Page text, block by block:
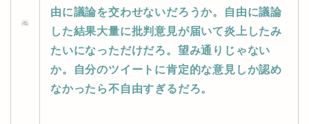
由に議論を交わせないだろうか。自由に議論
した結果大量に批判意見が届いて炎上したみ
たいになっただけだろ。望み通りじゃない
か。自分のツイートに肯定的な意見しか認め
なかったら不自由すぎるだろ。